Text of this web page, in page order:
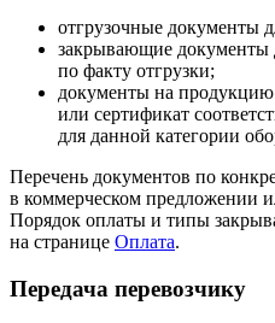
отгрузочные документы
закрывающие
по факту отгрузки;
документы на продукцию
или сертификат
для данной категории
Перечень документов по
в коммерческом предложении
Порядок оплаты и типы
на странице Оплата.
Передача перевозчику